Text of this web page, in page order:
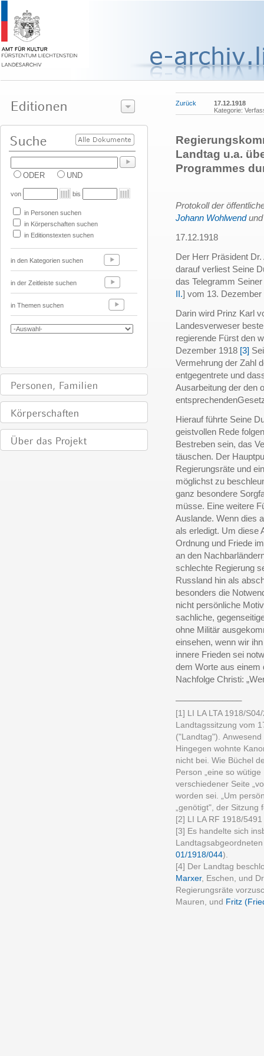
ODER UND
von bis
in Personen suchen
in Körperschaften suchen
in Editionstexten suchen
in den Kategorien suchen
in der Zeitleiste suchen
in Themen suchen
Zurück
17.12.1918
Kategorie:
Landtag u.a.
Programmes
Protokoll der
Johann Wohlwend
17.12.1918
Der Herr Präsident
darauf verliest Seine
das Telegramm
II.] vom 13.
Darin wird Prinz Karl
Landesverweser
regierende Fürst den
Dezember 1918 [3]
Vermehrung der Zahl
entgegentrete und
Ausarbeitung der den
entsprechenden
Hierauf führte Seine
geistvollen Rede
Bestreben sein, das
täuschen. Der
Regierungsräte und
möglichst zu
ganz besondere
müsse. Eine weitere
Auslande. Wenn dies
als erledigt. Um diese
Ordnung und Friede
an den
schlechte Regierung
Russland hin als
besonders die
nicht persönliche
sachliche,
ohne Militär
einsehen, wenn wir
innere Frieden sei
dem Worte aus einem
Nachfolge Christi:
[1] LI LA LTA 1918/
Landtagssitzung vom
("Landtag").
Hingegen wohnte
nicht bei. Wie Büchel
Person „eine so
verschiedener Seite
worden sei. „Um
„genötigt", der Sitzung
[2] LI LA RF 1918/
[3] Es handelte sich
01/1918/044).
[4] Der Landtag
Marxer, Eschen, und
Regierungsräte
Mauren, und Fritz